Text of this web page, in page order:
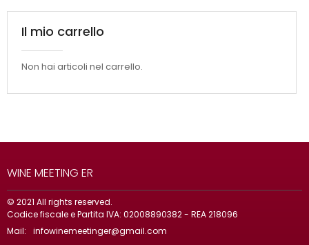
Il mio carrello
Non hai articoli nel carrello.
WINE MEETING ER
© 2021 All rights reserved.
Codice fiscale e Partita IVA: 02008890382 - REA 218096
Mail:
infowinemeetinger@gmail.com